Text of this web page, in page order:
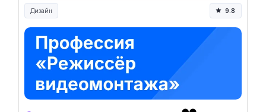
Дизайн 9.8